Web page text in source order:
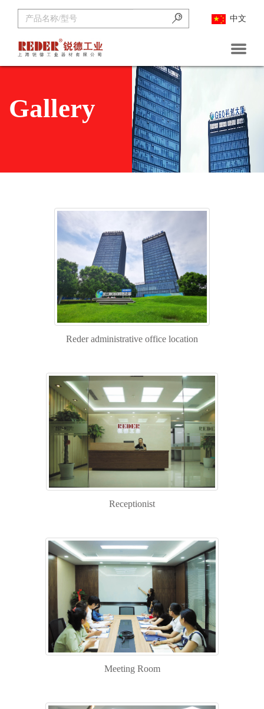
中文
Gallery
Reder administrative office location
Receptionist
Meeting Room
首页
企业动态
Modular Drawer Cabinets
Industrial Cabinets
Mobile Cabinets
Modular Door Cabinets
CNC Storage / Transport
TROLLY
storage boxes
ECOLOGY AND SAFE
应用案例
汽车制造与维修
电子制造领域
工程机械制造领域
轨道领域